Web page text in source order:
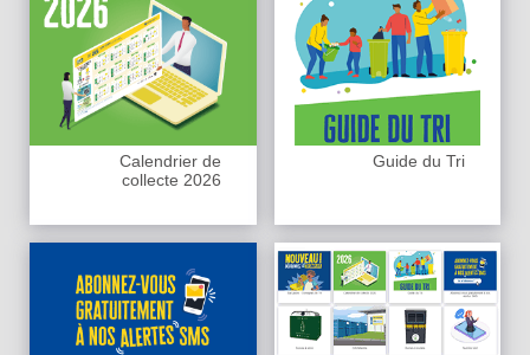
Calendrier de
collecte 2026
Guide du Tri